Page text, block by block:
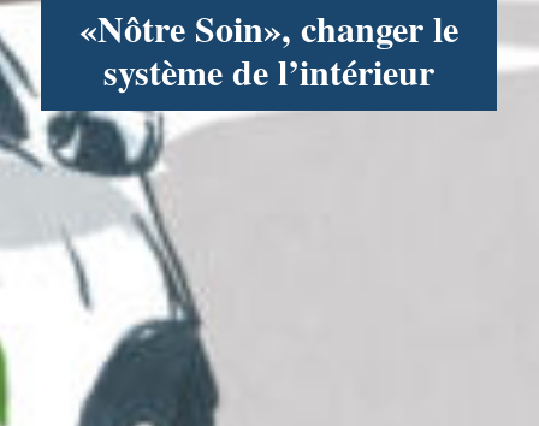
«Nôtre Soin», changer le
système de l’intérieur